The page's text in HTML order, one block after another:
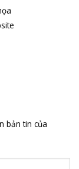
bản tin của